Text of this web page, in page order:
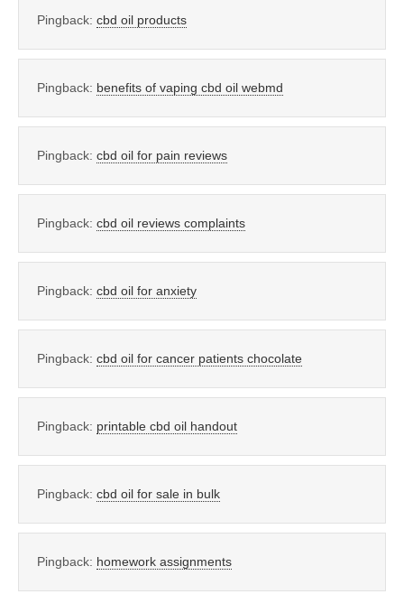
Pingback: cbd oil products
Pingback: benefits of vaping cbd oil webmd
Pingback: cbd oil for pain reviews
Pingback: cbd oil reviews complaints
Pingback: cbd oil for anxiety
Pingback: cbd oil for cancer patients chocolate
Pingback: printable cbd oil handout
Pingback: cbd oil for sale in bulk
Pingback: homework assignments